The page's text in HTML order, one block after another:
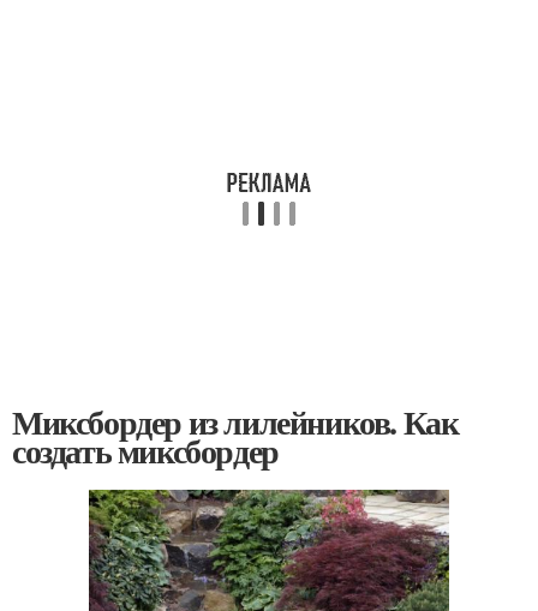
Миксбордер из лилейников. Как
создать миксбордер